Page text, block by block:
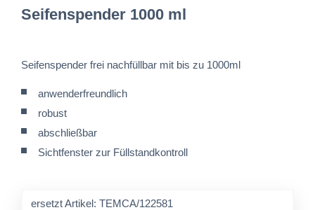
Seifenspender 1000 ml
Seifenspender frei nachfüllbar mit bis zu 1000ml
anwenderfreundlich
robust
abschließbar
Sichtfenster zur Füllstandkontroll
ersetzt Artikel: TEMCA/122581